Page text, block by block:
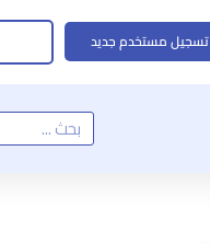
تسجيل مستخدم جديد
Search